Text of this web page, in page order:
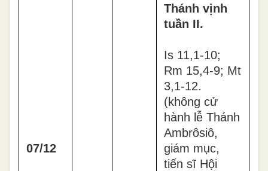
07/12
Thánh vịnh
tuần II.
Is 11,1-10;
Rm 15,4-9; Mt
3,1-12.
(không cử
hành lễ Thánh
Ambrôsiô,
giám mục,
tiến sĩ Hội